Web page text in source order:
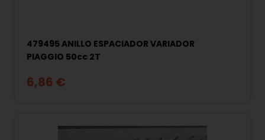
479495 ANILLO ESPACIADOR VARIADOR
PIAGGIO 50cc 2T
6,86 €